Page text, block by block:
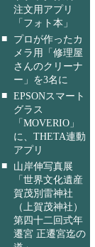
注文用アプリ
「フォト本」
■
プロが作ったカ
メラ用「修理屋
さんのクリーナ
ー」を3名に
■ EPSONスマート
グラス
「MOVERIO」
に、THETA連動
アプリ
■
山岸伸写真展
「世界文化遺産
賀茂別雷神社
（上賀茂神社）
第四十二回式年
遷宮 正遷宮迄の